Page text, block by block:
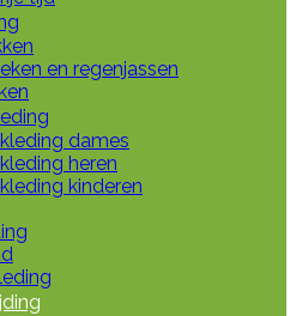
en regenjassen
dames
heren
kinderen